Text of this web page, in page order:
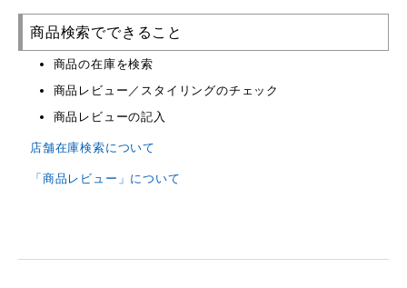
商品検索でできること
商品の在庫を検索
商品レビュー／スタイリングのチェック
商品レビューの記入
店舗在庫検索について
「商品レビュー」について